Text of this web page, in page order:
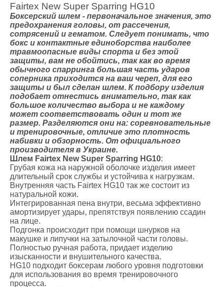
Fairtex New Super Sparring HG10
Боксерский шлем - первоначальное значения, это
предохранения головы, от рассечения,
сотрясений и гематом. Следует понимать, что
бокс и контактные единоборства наиболее
травмоопасные виды спорта и без этой
защиты, вам не обойтись, так как во время
обычного спарринга большая часть ударов
соперника приходится на ваш череп, для его
защиты и был сделан шлем. К подбору изделия
подобает отнестись внимательно, так как
большое количество выбора и не каждому
может соответствовать один и тот же
размер. Разделяются они на: соревновательные
и тренировочные, отличие это плотность
набивки и обзорность. От официального
производителя в Украине.
Шлем Fairtex New Super Sparring HG10:
Грубая кожа на наружной оболочке изделия имеет
длительный срок службы и устойчива к нагрузкам.
Внутренняя часть Fairtex HG10 так же состоит из
натуральной кожи.
Интегрированная пена внутри, весьма эффективно
амортизирует удары, препятствуя появлению ссадин
на лице.
Подгонка происходит при помощи шнурков на
макушке и липучки на затылочной части головы.
Полностью ручная работа, придает изделию
изысканности и внушительного качества.
HG10 подходит боксерам любого уровня подготовки
для использования во время тренировочного
процесса.